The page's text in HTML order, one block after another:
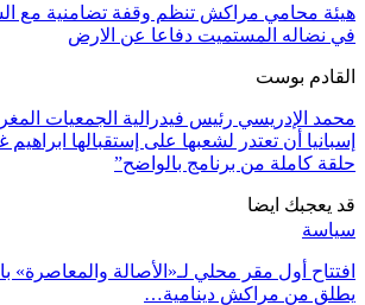
هيئة محامي مراكش تنظم وقفة تضامنية مع
في نضاله المستميت دفاعا عن الارض
القادم بوست
محمد الإدريسي رئيس فيدرالية الجمعيات
إسبانيا أن تعتدر لشعبها على إستقبالها
حلقة كاملة من برنامج بالواضح”
قد يعجبك ايضا
سياسة
افتتاح أول مقر محلي لـ«الأصالة والمعاصرة»
يطلق من مراكش دينامية…